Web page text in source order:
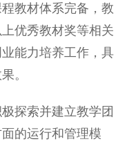
教材体系完备，教
优秀教材奖等相关
能力培养工作，具
。
探索并建立教学团
的运行和管理模